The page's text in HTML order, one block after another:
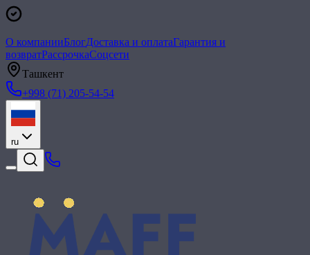
О компанииБлогДоставка и оплатаГарантия и
возвратРассрочкаСоцсети
Ташкент
+998 (71) 205-54-54
ru